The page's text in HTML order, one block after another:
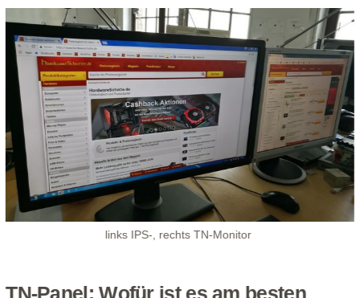
links IPS-, rechts TN-Monitor
TN-Panel: Wofür ist es am besten